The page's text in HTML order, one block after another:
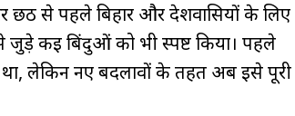
छठ से पहले बिहार और देशवासियों के लिए
जुड़े कई बिंदुओं को भी स्पष्ट किया। पहले
था, लेकिन नए बदलावों के तहत अब इसे पूरी